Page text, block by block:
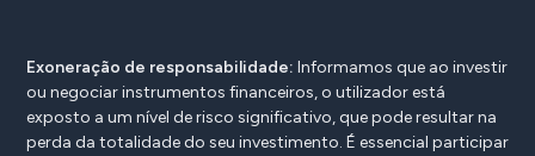
Exoneração de responsabilidade: Informamos que ao investir
ou negociar instrumentos financeiros, o utilizador está
exposto a um nível de risco significativo, que pode resultar na
perda da totalidade do seu investimento. É essencial participar